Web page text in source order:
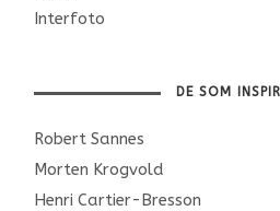
Interfoto
DE SOM
Robert Sannes
Morten Krogvold
Henri Cartier-Bresson